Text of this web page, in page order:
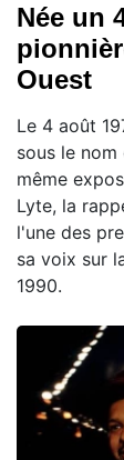
Née un
Ouest
Le 4 août
sous le
même
Lyte, la
l'une des
sa voix sur
1990.